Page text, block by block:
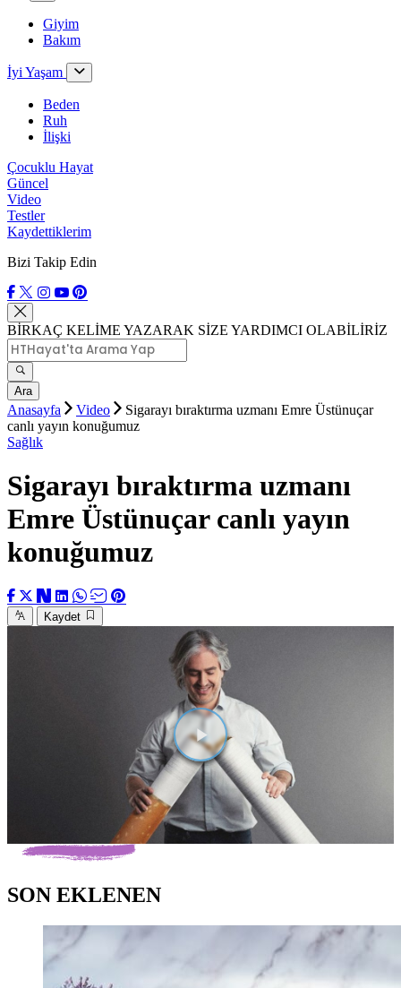
Giyim
Bakım
İyi Yaşam
Beden
Ruh
İlişki
Çocuklu Hayat
Güncel
Video
Testler
Kaydettiklerim
Bizi Takip Edin
BİRKAÇ KELİME YAZARAK SİZE YARDIMCI OLABİLİRİZ
Ara
Anasayfa Video
Sigarayı bıraktırma uzmanı Emre Üstünuçar
canlı yayın konuğumuz
Sağlık
Sigarayı bıraktırma uzmanı
Emre Üstünuçar canlı yayın
konuğumuz
Kaydet
Videoyu
Oynat
SON EKLENEN